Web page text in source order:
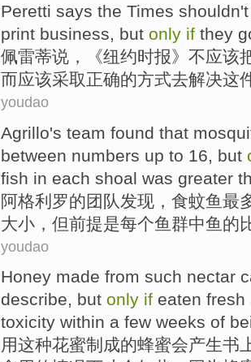
Peretti says the Times shouldn
print business, but only if they
佩雷蒂说 ，《纽约时报》不应该
而应该采取正确的方式去解决这
youdao
Agrillo's team found that
between numbers up to 16 but
fish in each shoal was greater
阿格利罗的团队 发现 ，食蚊鱼最
大小， 但前提是每个鱼群中鱼 的
youdao
Honey made from such nectar
describe, but only if eaten fresh
toxicity within a few weeks of
用这种花蜜制成的蜂蜜会产生书